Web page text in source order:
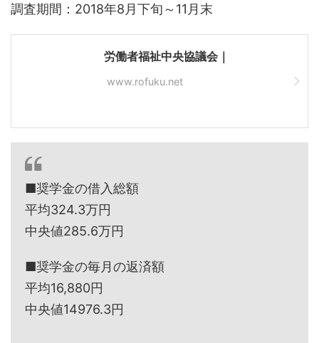
調査期間：2018年8月下旬～11月末
労働者福祉中央協議会｜
www.rofuku.net
■奨学金の借入総額
平均324.3万円
中央値285.6万円
■奨学金の毎月の返済額
平均16,880円
中央値14976.3円